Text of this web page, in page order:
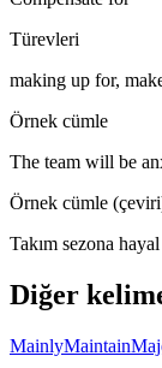
Türevleri
making up for,
Örnek cümle
The team will be
Örnek cümle
Takım sezona hayal
Diğer
MainlyMaintain